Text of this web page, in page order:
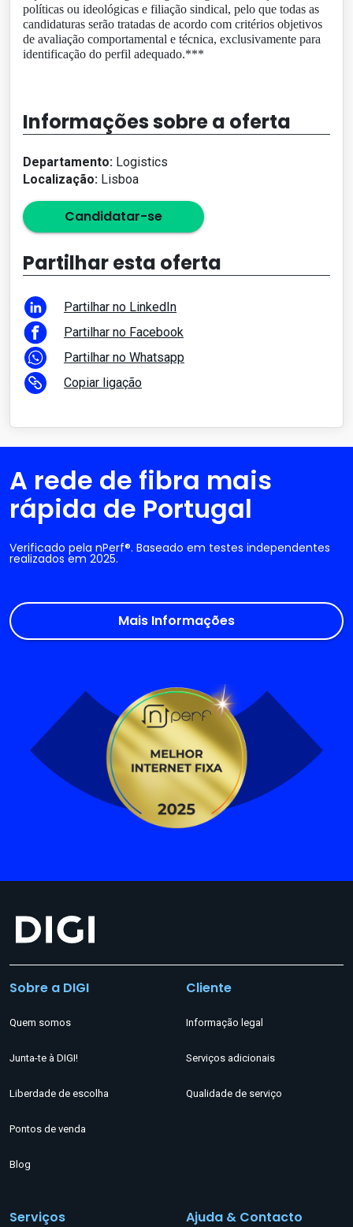
políticas ou ideológicas e filiação sindical, pelo que todas as
candidaturas serão tratadas de acordo com critérios objetivos
de avaliação comportamental e técnica, exclusivamente para
identificação do perfil adequado.***
Informações sobre a oferta
Departamento: Logistics
Localização: Lisboa
Candidatar-se
Partilhar esta oferta
Partilhar no LinkedIn
Partilhar no Facebook
Partilhar no Whatsapp
Copiar ligação
A rede de fibra mais
rápida de Portugal
Verificado pela nPerf®. Baseado em testes independentes
realizados em 2025.
Mais Informações
Sobre a DIGI
Quem somos
Junta-te à DIGI!
Liberdade de escolha
Pontos de venda
Blog
Cliente
Informação legal
Serviços adicionais
Qualidade de serviço
Serviços Ajuda & Contacto